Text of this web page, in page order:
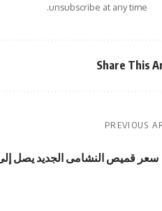
unsubscribe at any time.
Share This
PREVIOUS
سعر قميص النشامى الجديد يصل إلى 60